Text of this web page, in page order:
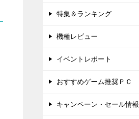
特集＆ランキング
機種レビュー
イベントレポート
おすすめゲーム推奨ＰＣ
キャンペーン・セール情報